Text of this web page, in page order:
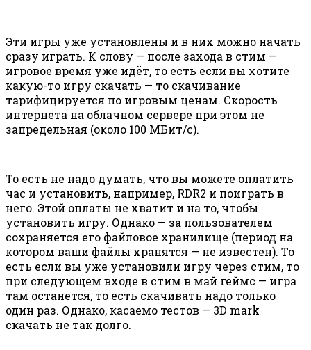
Эти игры уже установлены и в них можно начать
сразу играть. К слову — после захода в стим —
игровое время уже идёт, то есть если вы хотите
какую-то игру скачать — то скачивание
тарифицируется по игровым ценам. Скорость
интернета на облачном сервере при этом не
запредельная (около 100 МБит/с).
То есть не надо думать, что вы можете оплатить
час и установить, например, RDR2 и поиграть в
него. Этой оплаты не хватит и на то, чтобы
установить игру. Однако — за пользователем
сохраняется его файловое хранилище (период на
котором ваши файлы хранятся — не известен). То
есть если вы уже установили игру через стим, то
при следующем входе в стим в май геймс — игра
там останется, то есть скачивать надо только
один раз. Однако, касаемо тестов — 3D mark
скачать не так долго.